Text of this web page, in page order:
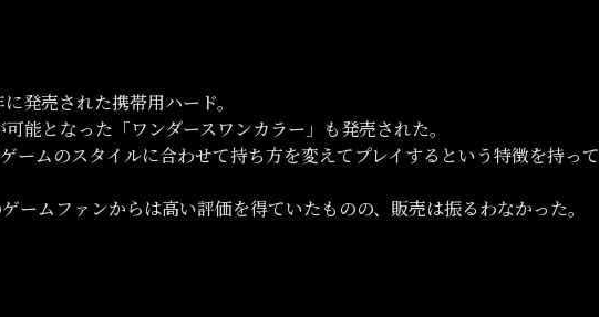
発売された携帯用ハード。
能となった「ワンダースワンカラー」も発売された。
ームのスタイルに合わせて持ち方を変えてプレイするという特徴を持って
ームファンからは高い評価を得ていたものの、販売は振るわなかった。